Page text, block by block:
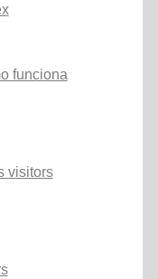
funciona
visitors